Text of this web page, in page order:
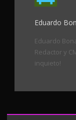
Eduardo
Eduardo
Redactor y
inquieto!